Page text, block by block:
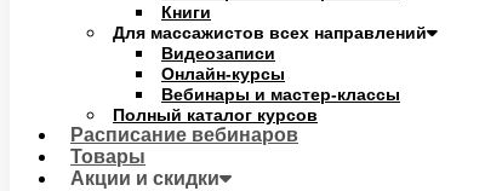
Книги
Для массажистов всех направлений
Видеозаписи
Онлайн-курсы
Вебинары и мастер-классы
Полный каталог курсов
Расписание вебинаров
Товары
Акции и скидки